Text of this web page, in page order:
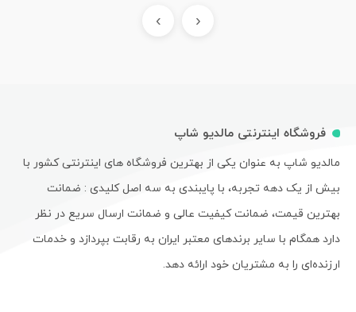
‹
›
فروشگاه اینترنتی مالدیو شاپ
مالدیو شاپ به عنوان یکی از بهترین فروشگاه های اینترنتی کشور با
بیش از یک دهه تجربه، با پایبندی به سه اصل کلیدی : ضمانت
بهترین قیمت، ضمانت کیفیت عالی و ضمانت ارسال سریع در نظر
دارد همگام با سایر برندهای معتبر ایران به رقابت بپردازد و خدمات
ارزنده‌ای را به مشتریان خود ارائه دهد.